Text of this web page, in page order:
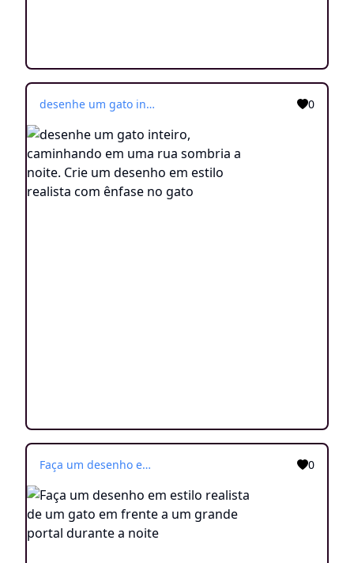
desenhe um gato inteiro, caminhando em uma rua sombria a noite. Crie um desenho em estilo realista com ênfase no gato 0
Faça um desenho em estilo realista de um gato em frente a um grande portal durante a noite 0